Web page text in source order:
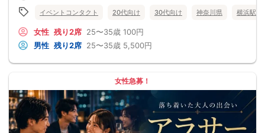
イベントコンタクト 20代向け 30代向け 神奈川県 横浜駅周
女性 残り2席 25〜35歳 100円
男性 残り2席 25〜35歳 5,500円
女性急募！